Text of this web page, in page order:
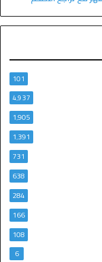
101
4٬937
1٬905
1٬391
731
638
284
166
108
6